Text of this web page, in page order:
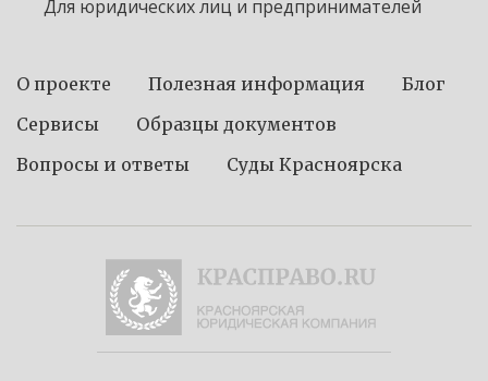
Для юридических лиц и предпринимателей
О проекте Полезная информация
Блог
Сервисы
Образцы документов
Вопросы и ответы
Суды Красноярска